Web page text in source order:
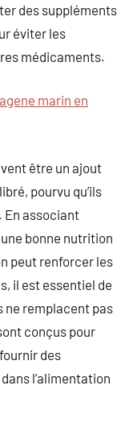
des suppléments
éviter les
médicaments.
marin en
être un ajout
pourvu qu’ils
En associant
bonne nutrition
peut renforcer les
il est essentiel de
ne remplacent pas
conçus pour
des
l’alimentation